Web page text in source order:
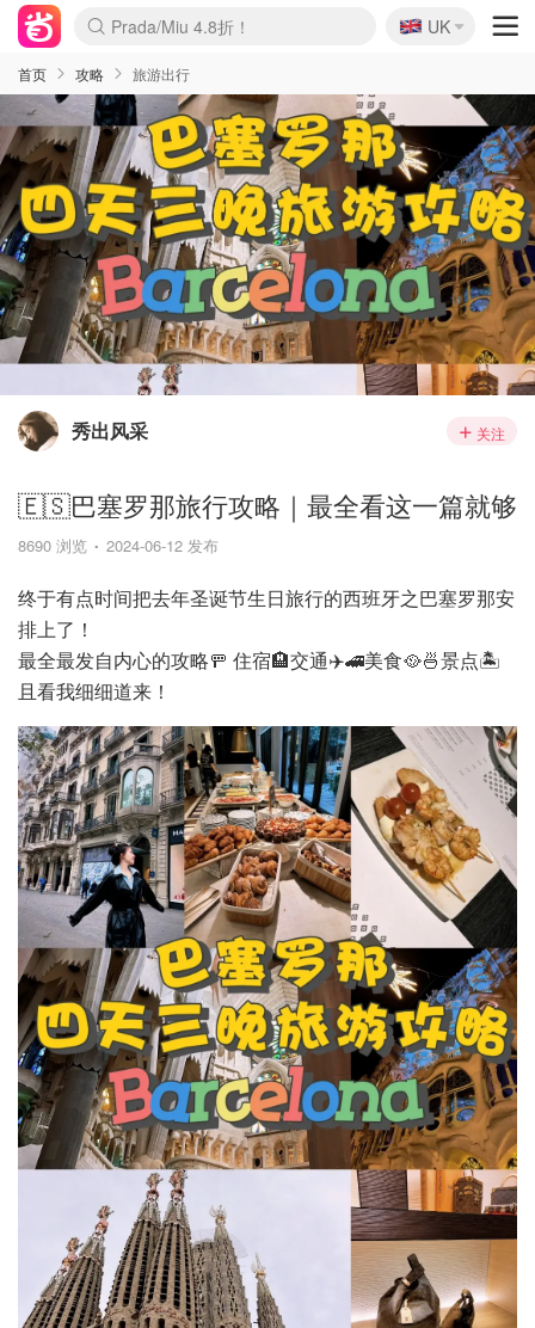
麦卢卡蜂蜜夏促！个位数！
Prada/Miu 4.8折！
啥？必胜客披萨5折！
🇬🇧
UK
首页 攻略 旅游出行
秀出风采 关注
🇪🇸巴塞罗那旅行攻略｜最全看这一篇就够
8690 浏览 2024-06-12 发布
终于有点时间把去年圣诞节生日旅行的西班牙之巴塞罗那安
排上了！
最全最发自内心的攻略🚥 住宿🏨交通✈️🚄美食🥘🍜景点🏝️
且看我细细道来！